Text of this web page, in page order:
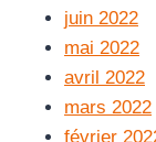
juin 2022
mai 2022
avril 2022
mars 2022
février